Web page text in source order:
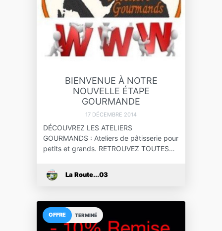
BIENVENUE À NOTRE
NOUVELLE ÉTAPE
GOURMANDE
17 DÉCEMBRE 2014
DÉCOUVREZ LES ATELIERS
GOURMANDS : Ateliers de pâtisserie pour
petits et grands. RETROUVEZ TOUTES…
La Route...03
TERMINÉ
OFFRE